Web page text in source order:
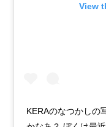
View
KERAのなつかしの